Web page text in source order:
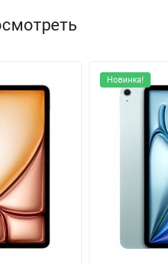
стилус для рисования, заметок
как Face ID и сканер LiDAR,
создают отличное
вы можете работать до 9
дней. С таким устройством
Новинка!